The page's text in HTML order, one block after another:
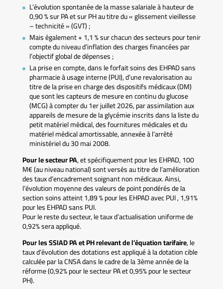
L’évolution spontanée de la masse salariale à hauteur de
0,90 % sur PA et sur PH au titre du « glissement vieillesse
– technicité » (GVT) ;
Mais également + 1,1 % sur chacun des secteurs pour tenir
compte du niveau d’inflation des charges financées par
l’objectif global de dépenses ;
La prise en compte, dans le forfait soins des EHPAD sans
pharmacie à usage interne (PUI), d’une revalorisation au
titre de la prise en charge des dispositifs médicaux (DM)
que sont les capteurs de mesure en continu du glucose
(MCG) à compter du 1er juillet 2026, par assimilation aux
appareils de mesure de la glycémie inscrits dans la liste du
petit matériel médical, des fournitures médicales et du
matériel médical amortissable, annexée à l’arrêté
ministériel du 30 mai 2008.
Pour le secteur PA, et spécifiquement pour les EHPAD, 100
M€ (au niveau national) sont versés au titre de l’amélioration
des taux d’encadrement soignant non médicaux. Ainsi,
l’évolution moyenne des valeurs de point pondérés de la
section soins atteint 1,89 % pour les EHPAD avec PUI , 1,91%
pour les EHPAD sans PUI.
Pour le reste du secteur, le taux d’actualisation uniforme de
0,92% sera appliqué.
Pour les SSIAD PA et PH relevant de l’équation tarifaire, le
taux d’évolution des dotations est appliqué à la dotation cible
calculée par la CNSA dans le cadre de la 3ème année de la
réforme (0,92% pour le secteur PA et 0,95% pour le secteur
PH).